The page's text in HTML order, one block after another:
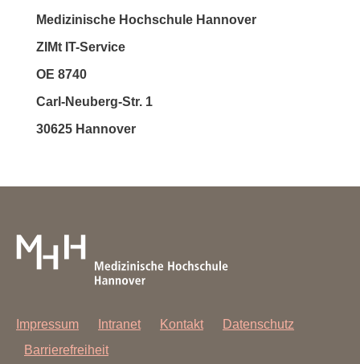
Medizinische Hochschule Hannover
ZIMt IT-Service
OE 8740
Carl-Neuberg-Str. 1
30625 Hannover
Impressum Intranet Kontakt
Datenschutz
Barrierefreiheit